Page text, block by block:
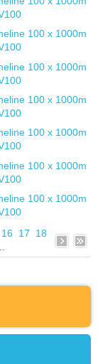
16 17
18